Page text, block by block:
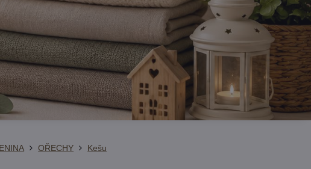
OŘECHY Kešu